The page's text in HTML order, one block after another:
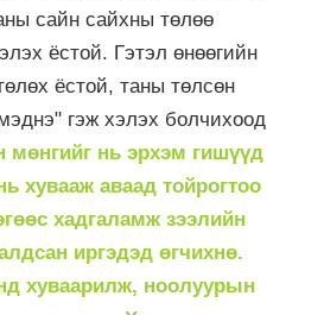
сайн сайхны төлөө
ёстой. Гэтэл өнөөгийн
ёстой, таны төлсөн
гэж хэлэх болчихоод
мөнгийг нь эрхэм гишүүд
хувааж аваад тойрогтоо
хадгаламж зээлийн
иргэдэд өгчихнө.
хуваарилж, ноолуурын